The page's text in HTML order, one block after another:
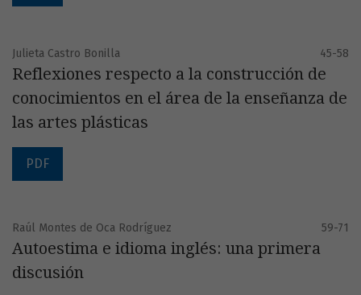
Julieta Castro Bonilla 45-58
Reflexiones respecto a la construcción de
conocimientos en el área de la enseñanza de
las artes plásticas
PDF
Raúl Montes de Oca Rodríguez 59-71
Autoestima e idioma inglés: una primera
discusión